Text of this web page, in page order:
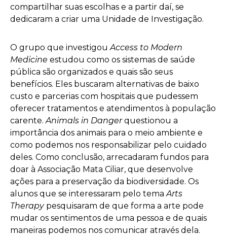
compartilhar suas escolhas e a partir daí, se
dedicaram a criar uma Unidade de Investigação.
O grupo que investigouAccess to Modern
Medicine estudou como os sistemas de saúde
pública são organizados e quais são seus
benefícios. Eles buscaram alternativas de baixo
custo e parcerias com hospitais que pudessem
oferecer tratamentos e atendimentos à população
carente.Animals in Dangerquestionou a
importância dos animais para o meio ambiente e
como podemos nos responsabilizar pelo cuidado
deles. Como conclusão, arrecadaram fundos para
doar à Associação Mata Ciliar, que desenvolve
ações para a preservação da biodiversidade. Os
alunos que se interessaram pelo temaArts
Therapy pesquisaram de que forma a arte pode
mudar os sentimentos de uma pessoa e de quais
maneiras podemos nos comunicar através dela.